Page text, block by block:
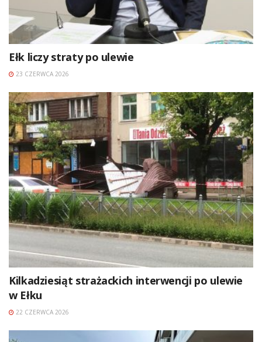
Ełk liczy straty po ulewie
23 CZERWCA 2026
Kilkadziesiąt strażackich interwencji po ulewie
w Ełku
22 CZERWCA 2026